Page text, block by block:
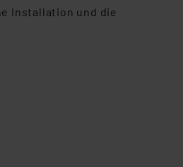
Installation und die